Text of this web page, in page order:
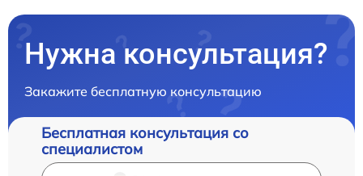
Нужна консультация?
Закажите бесплатную консультацию
Бесплатная консультация со
специалистом